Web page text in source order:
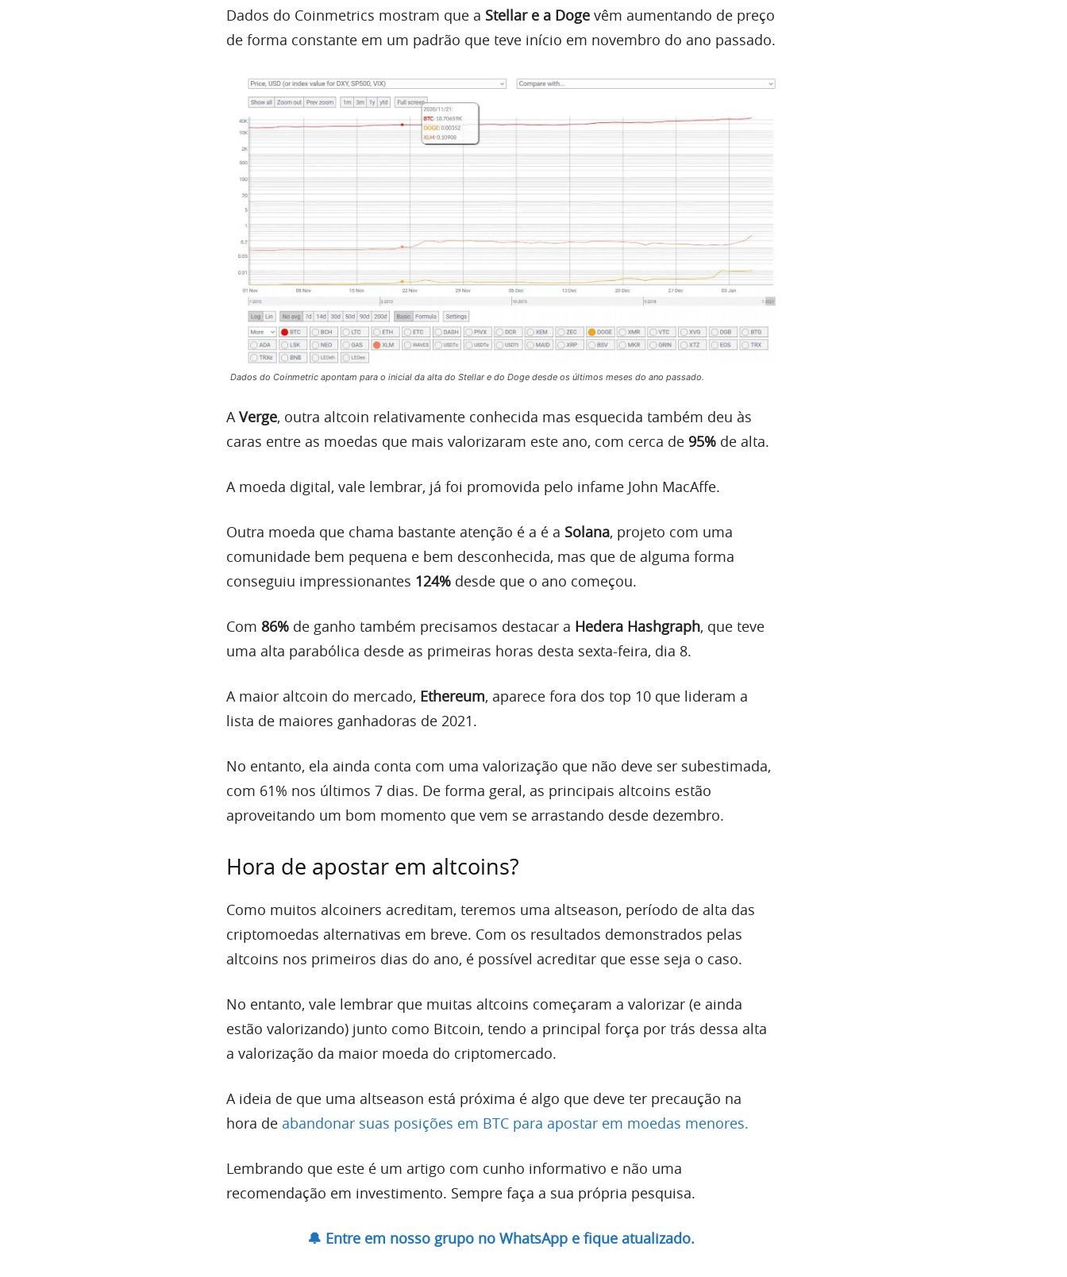
Dados do Coinmetrics mostram que a Stellar e a Doge vêm aumentando de preço
de forma constante em um padrão que teve início em novembro do ano passado.
Dados do Coinmetric apontam para o inicial da alta do Stellar e do Doge desde os últimos meses do ano passado.
A Verge, outra altcoin relativamente conhecida mas esquecida também deu às
caras entre as moedas que mais valorizaram este ano, com cerca de 95% de alta.
A moeda digital, vale lembrar, já foi promovida pelo infame John MacAffe.
Outra moeda que chama bastante atenção é a é a Solana, projeto com uma
comunidade bem pequena e bem desconhecida, mas que de alguma forma
conseguiu impressionantes 124% desde que o ano começou.
Com 86% de ganho também precisamos destacar a Hedera Hashgraph, que teve
uma alta parabólica desde as primeiras horas desta sexta-feira, dia 8.
A maior altcoin do mercado, Ethereum, aparece fora dos top 10 que lideram a
lista de maiores ganhadoras de 2021.
No entanto, ela ainda conta com uma valorização que não deve ser subestimada,
com 61% nos últimos 7 dias. De forma geral, as principais altcoins estão
aproveitando um bom momento que vem se arrastando desde dezembro.
Hora de apostar em altcoins?
Como muitos alcoiners acreditam, teremos uma altseason, período de alta das
criptomoedas alternativas em breve. Com os resultados demonstrados pelas
altcoins nos primeiros dias do ano, é possível acreditar que esse seja o caso.
No entanto, vale lembrar que muitas altcoins começaram a valorizar (e ainda
estão valorizando) junto como Bitcoin, tendo a principal força por trás dessa alta
a valorização da maior moeda do criptomercado.
A ideia de que uma altseason está próxima é algo que deve ter precaução na
hora de abandonar suas posições em BTC para apostar em moedas menores.
Lembrando que este é um artigo com cunho informativo e não uma
recomendação em investimento. Sempre faça a sua própria pesquisa.
🔔 Entre em nosso grupo no WhatsApp e fique atualizado.